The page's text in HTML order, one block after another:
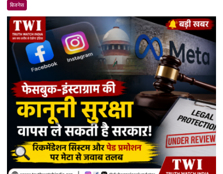
5
दिनों
में
सोना
₹7,064
और
चांदी
₹14,094
महंगी,
रिकॉर्ड
स्तर
के
करीब
पहुंचे
बिजनेस